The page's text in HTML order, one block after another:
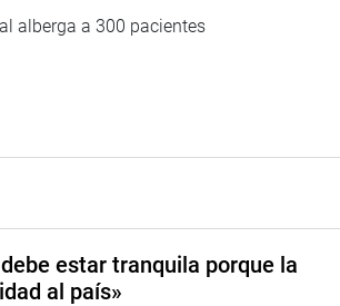
alberga a 300 pacientes
estar tranquila porque la
al país»